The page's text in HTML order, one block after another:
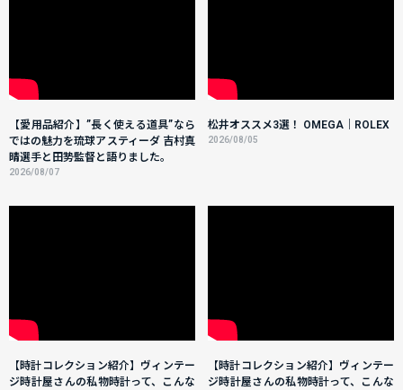
【愛用品紹介】”長く使える道具”なら
ではの魅力を琉球アスティーダ 吉村真
晴選手と田㔟監督と語りました。
2026/08/07
松井オススメ3選！ OMEGA｜ROLEX
2026/08/05
【時計コレクション紹介】ヴィンテー
ジ時計屋さんの私物時計って、こんな
【時計コレクション紹介】ヴィンテー
ジ時計屋さんの私物時計って、こんな